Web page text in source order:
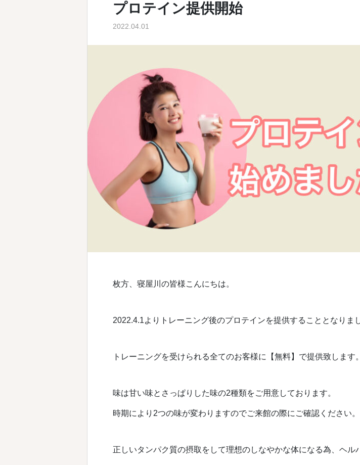
プロテイン提供開始
2022.04.01
枚方、寝屋川の皆様こんにちは。
2022.4.1よりトレーニング後のプロテインを提供することとなりま
トレーニングを受けられる全てのお客様に【無料】で提供致します。
味は甘い味とさっぱりした味の2種類をご用意しております。
時期により2つの味が変わりますのでご来館の際にご確認ください。
正しいタンパク質の摂取をして理想のしなやかな体になる為、ヘル